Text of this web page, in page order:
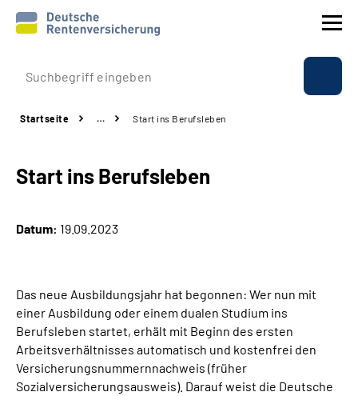
Prävention
Rente
Beratung & Kontakt
Über uns & Presse
Online-Services
Startseite … Start ins Berufsleben
Start ins Berufsleben
Datum: 19.09.2023
Das neue Ausbildungsjahr hat begonnen: Wer nun mit
einer Ausbildung oder einem dualen Studium ins
Berufsleben startet, erhält mit Beginn des ersten
Arbeitsverhältnisses automatisch und kostenfrei den
Versicherungsnummernnachweis (früher
Sozialversicherungsausweis). Darauf weist die Deutsche